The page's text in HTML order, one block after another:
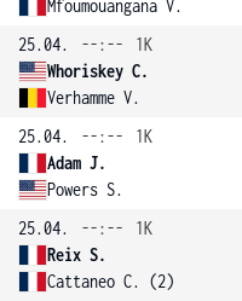
Mfoumouangana V.
25.04.
--:--
1K
Whoriskey C.
Verhamme V.
25.04.
--:--
1K
Adam J.
Powers S.
25.04.
--:--
1K
Reix S.
Cattaneo C. (2)